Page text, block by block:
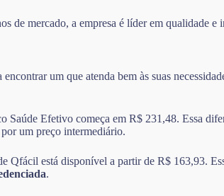
de mercado, a empresa é líder em qualidade e
um que atenda bem às suas
Efetivo começa em R$ 231,48. Essa
um preço intermediário.
está disponível a partir de R$ 163,93.
.